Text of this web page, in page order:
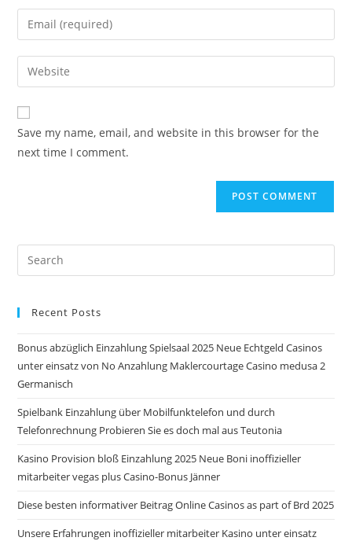
name
comment
Enter
your
email
address
comment
Enter
your
website
URL
(optional)
Save my name, email, and website in this browser for the
next time I comment.
Recent Posts
Bonus abzüglich Einzahlung Spielsaal 2025 Neue Echtgeld Casinos
unter einsatz von No Anzahlung Maklercourtage Casino medusa 2
Germanisch
Spielbank Einzahlung über Mobilfunktelefon und durch
Telefonrechnung Probieren Sie es doch mal aus Teutonia
Kasino Provision bloß Einzahlung 2025 Neue Boni inoffizieller
mitarbeiter vegas plus Casino-Bonus Jänner
Diese besten informativer Beitrag Online Casinos as part of Brd 2025
Unsere Erfahrungen inoffizieller mitarbeiter Kasino unter einsatz